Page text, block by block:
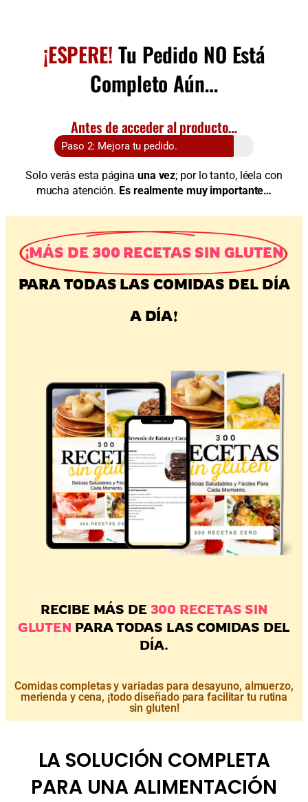
¡ESPERE! Tu Pedido NO Está
Completo Aún…
Antes de acceder al producto…
Paso 2: Mejora tu pedido.
Solo verás esta página una vez; por lo tanto, léela con
mucha atención. Es realmente muy importante…
¡MÁS DE 300 RECETAS SIN GLUTEN
PARA TODAS LAS COMIDAS DEL DÍA
A DÍA!
RECIBE MÁS DE 300 RECETAS SIN
GLUTEN PARA TODAS LAS COMIDAS DEL
DÍA.
Comidas completas y variadas para desayuno, almuerzo,
merienda y cena, ¡todo diseñado para facilitar tu rutina
sin gluten!
LA SOLUCIÓN COMPLETA
PARA UNA ALIMENTACIÓN